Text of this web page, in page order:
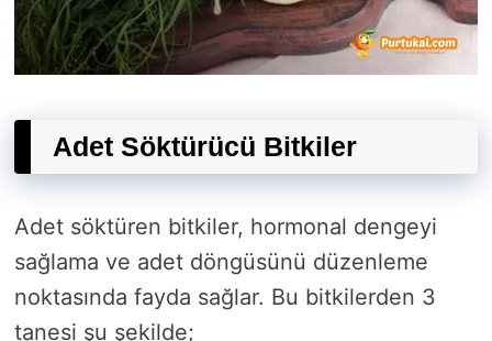
Adet Söktürücü Bitkiler
Adet söktüren bitkiler, hormonal dengeyi
sağlama ve adet döngüsünü düzenleme
noktasında fayda sağlar. Bu bitkilerden 3
tanesi şu şekilde;